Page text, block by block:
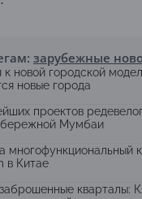
зарубежные
к новой городской
новые города
проектов
Мумбаи
многофункциональный
в Китае
кварталы: